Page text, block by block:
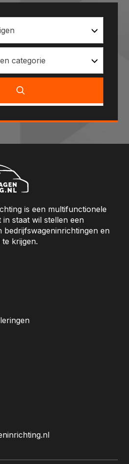
categorie
is een multifunctionele
staat wil stellen een
bedrijfswageninrichtingen en
krijgen.